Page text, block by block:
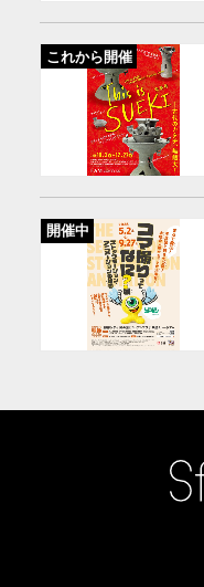
これから開催
開催中